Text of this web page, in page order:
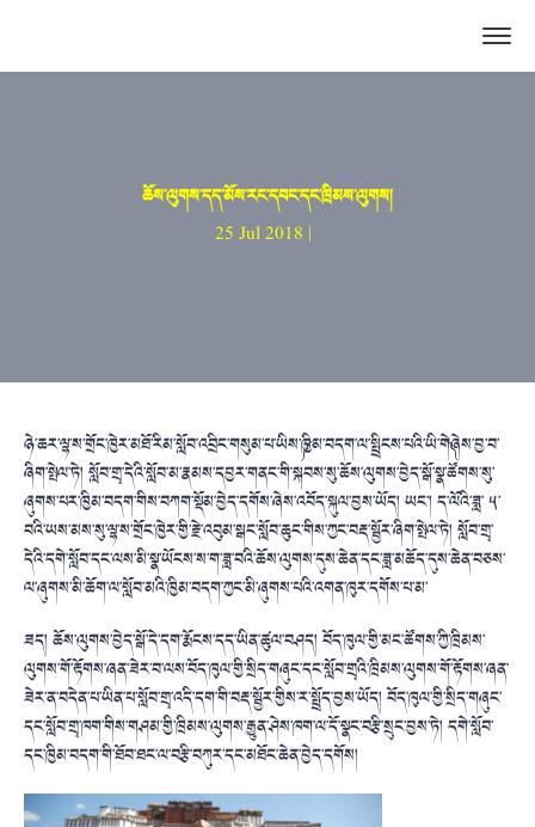
ཆོས་ལུགས་དད་མོས་རང་དབང་དང་ཁྲིམས་ལུགས།
25 Jul 2018 |
ཉེ་ཆར་ལྷ་ས་གྲོང་ཁྱེར་མཐོ་རིམ་སློབ་འབྲིང་གསུམ་པ་ཡིས་༼ཁྱིམ་བདག་ལ་སྤྲིངས་པའི་ཡི་གེ༽ཞེས་བྱ་བ་
ཞིག་སྤེལ་ཏེ། སློབ་གྲྭ་དེའི་སློབ་མ་རྣམས་དབྱར་གནང་གི་སྐབས་སུ་ཆོས་ལུགས་བྱེད་སྒོ་སྣ་ཚོགས་སུ་
ཞུགས་པར་ཁྱིམ་བདག་གིས་བཀག་སྡོམ་བྱེད་དགོས་ཞེས་འབོད་སྐུལ་བྱས་ཡོད། ཡང་། ད་ལོའི་ཟླ་ ༥་
བའི་ཡས་མས་སུ་ལྷ་ས་གྲོང་ཁྱེར་གྱི་རྗེ་འབུམ་སྒང་སློབ་ཆུང་གིས་ཀྱང་བརྡ་སྦྱོར་ཞིག་སྤེལ་ཏེ། སློབ་གྲྭ་
དེའི་དགེ་སློབ་དང་ལས་མི་སྣ་ཡོངས་ས་ག་ཟླ་བའི་ཆོས་ལུགས་དུས་ཆེན་དང་ཟླ་མཆོད་དུས་ཆེན་བཅས་
ལ་ཞུགས་མི་ཆོག་ལ་སློབ་མའི་ཁྱིམ་བདག་ཀྱང་མི་ཞུགས་པའི་འགན་ཁུར་དགོས་པ་མ་
ཟད། ཆོས་ལུགས་བྱེད་སྒོ་དེ་དག་རྨོངས་དད་ཡིན་ཚུལ་བཤད། བོད་ཁུལ་གྱི་མང་ཚོགས་ཀྱི་ཁྲིམས་
ལུགས་གོ་རྟོགས་ཞན་ཟེར་བ་ལས་བོད་ཁུལ་གྱི་སྲིད་གཞུང་དང་སློབ་གྲྭའི་ཁྲིམས་ལུགས་གོ་རྟོགས་ཞན་
ཟེར་ན་བདེན་པ་ཡིན་པ་སློབ་གྲྭ་འདི་དག་གི་བརྡ་སྦྱོར་གྱིས་ར་སྤྲོད་བྱས་ཡོད། བོད་ཁུལ་གྱི་སྲིད་གཞུང་
དང་སློབ་གྲྭ་ཁག་གིས་གཤམ་གྱི་ཁྲིམས་ལུགས་རྒྱུན་ཤེས་ཁག་ལ་དོ་སྣང་བརྩི་སྲུང་བྱས་ཏེ། དགེ་སློབ་
དང་ཁྱིམ་བདག་གི་ཐོབ་ཐང་ལ་བརྩི་བཀུར་དང་མཐོང་ཆེན་བྱེད་དགོས།